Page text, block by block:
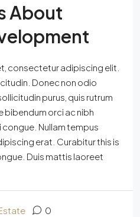
About
consectetur adipiscing elit.
Donec non odio
purus, quis rutrum
bibendum orci ac nibh
Nullam tempus
erat. Curabitur this is
Duis mattis laoreet
0